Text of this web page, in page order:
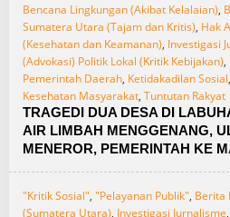
Bencana Lingkungan (Akibat Kelalaian),
Sumatera Utara (Tajam dan Kritis), Hak
(Kesehatan dan Keamanan), Investigasi
(Advokasi) Politik Lokal (Kritik Kebijakan),
Pemerintah Daerah, Ketidakadilan Sosial,
Kesehatan Masyarakat, Tuntutan Rakyat
TRAGEDI DUA DESA DI
AIR LIMBAH MENGGENANG,
MENEROR, PEMERINTAH KE
"Kritik Sosial", "Pelayanan Publik", Berita
(Sumatera Utara), Investigasi Jurnalisme,